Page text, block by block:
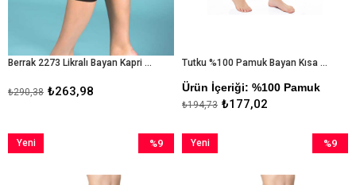
Berrak 2273 Likralı Bayan Kapri Tayt
₺263,98
₺290,38
Tutku %100 Pamuk Bayan Kısa Tayt
Ürün İçeriği: %100 Pamuk
₺177,02
₺194,73
%9
Yeni
%9
Yeni